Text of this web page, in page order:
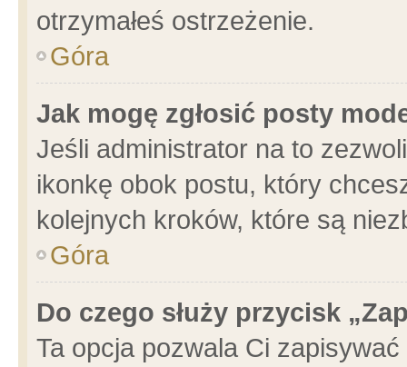
otrzymałeś ostrzeżenie.
Góra
Jak mogę zgłosić posty
Jeśli administrator na to
ikonkę obok postu, który
kolejnych kroków, które są
Góra
Do czego służy przycisk
Ta opcja pozwala Ci